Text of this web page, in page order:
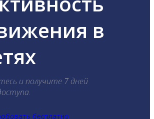
в
и получите 7 дней
бесплатно